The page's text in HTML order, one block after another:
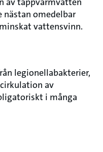
nästan omedelbar
vattensvinn.
legionellabakterier,
av
i många